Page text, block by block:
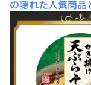
の隠れた人気商
ライ麺のおそば
おそばは、こち
天ぷらそば✨デ
開する「手緒里
フライのおそば